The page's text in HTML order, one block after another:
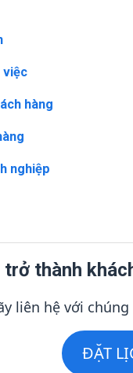
việc
hàng
nghiệp
trở thành
liên hệ với
ĐẶT